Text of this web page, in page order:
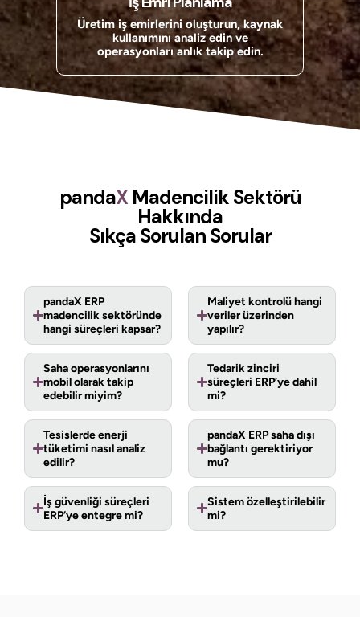
Üretim iş emirlerini oluşturun, kaynak
kullanımını analiz edin ve
operasyonları anlık takip edin.
pandaX Madencilik Sektörü
Hakkında
Sıkça Sorulan Sorular
pandaX ERP
madencilik sektöründe
hangi süreçleri kapsar?
Saha operasyonlarını
mobil olarak takip
edebilir miyim?
Tesislerde enerji
tüketimi nasıl analiz
edilir?
İş güvenliği süreçleri
ERP’ye entegre mi?
Maliyet kontrolü hangi
veriler üzerinden
yapılır?
Tedarik zinciri
süreçleri ERP’ye dahil
mi?
pandaX ERP saha dışı
bağlantı gerektiriyor
mu?
Sistem özelleştirilebilir
mi?